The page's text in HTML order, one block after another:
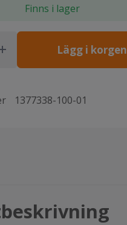
Finns i lager
Lägg i korgen
1377338-100-01